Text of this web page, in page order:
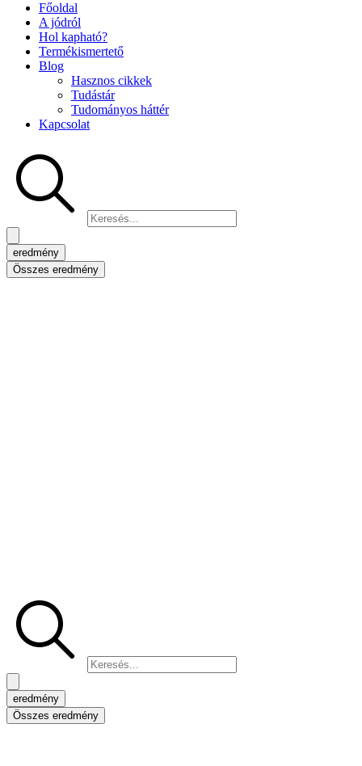
Főoldal
A jódról
Hol kapható?
Termékismertető
Blog
Hasznos cikkek
Tudástár
Tudományos háttér
Kapcsolat
eredmény
Összes eredmény
eredmény
Összes eredmény